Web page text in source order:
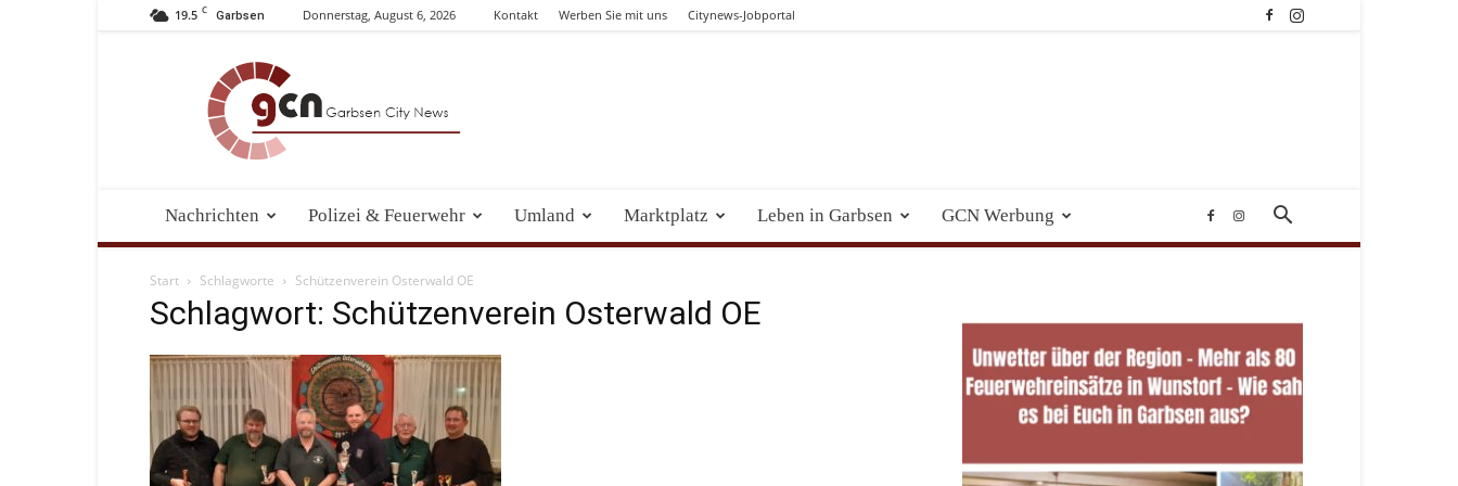
19.5 C Garbsen Donnerstag, August 6, 2026 Kontakt Werben Sie mit uns Citynews-Jobportal
News
Nachrichten Polizei & Feuerwehr Umland Marktplatz Leben in Garbsen GCN Werbung
Start Schlagworte Schützenverein Osterwald OE
Schlagwort: Schützenverein Osterwald OE